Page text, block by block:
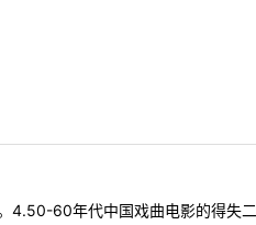
4.50-60年代中国戏曲电影的得失